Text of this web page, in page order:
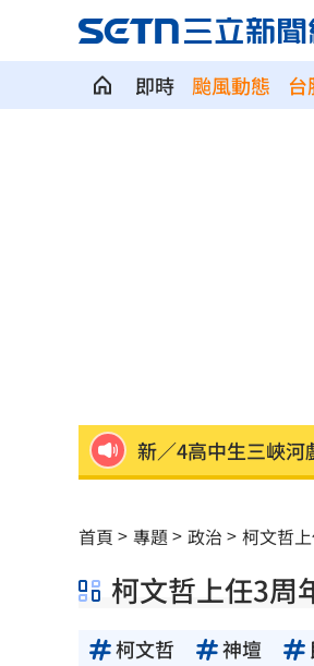
即時 颱風動態
新／4高中生三峽
吃堅果害上火、嘴
昔傳跟李易婚變 六
統一13場完封敗何
首頁 專題 政治 柯文哲
柯文哲上任3周
柯文哲 神壇